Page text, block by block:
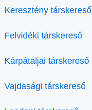
Keresztény társkereső
Felvidéki társkereső
Kárpátaljai társkereső
Vajdasági társkereső